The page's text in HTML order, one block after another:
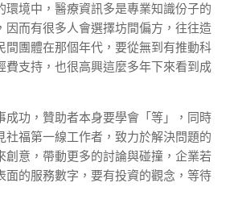
環境中，醫療資訊多是專業知識份子的
因而有很多人會選擇坊間偏方，往往造
間團體在那個年代，要從無到有推動科
費支持，也很高興這麼多年下來看到成
成功，贊助者本身要學會「等」，同時
社福第一線工作者，致力於解決問題的
創意，帶動更多的討論與碰撞，企業若
面的服務數字，要有投資的觀念，等待